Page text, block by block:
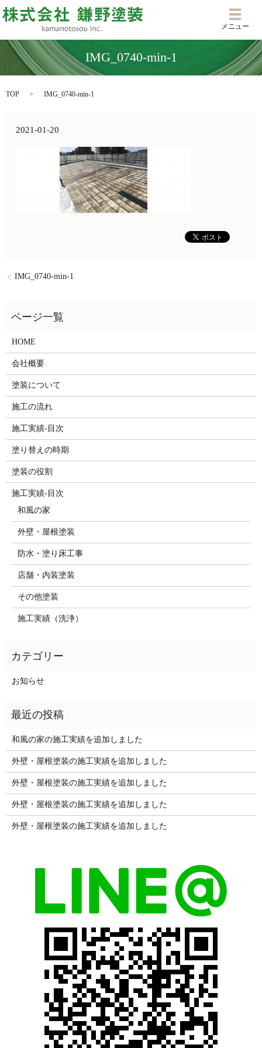
メニ
メニュー
IMG_0740-min-1
TOP IMG_0740-min-1
2021-01-20
IMG_0740-min-1
HOME
会社概要
塗装について
施工の流れ
施工実績-目次
塗り替えの時期
塗装の役割
施工実績-目次
和風の家
外壁・屋根塗装
防水・塗り床工事
店舗・内装塗装
その他塗装
施工実績（洗浄）
お知らせ
和風の家の施工実績を追加しました
外壁・屋根塗装の施工実績を追加しました
外壁・屋根塗装の施工実績を追加しました
外壁・屋根塗装の施工実績を追加しました
外壁・屋根塗装の施工実績を追加しました